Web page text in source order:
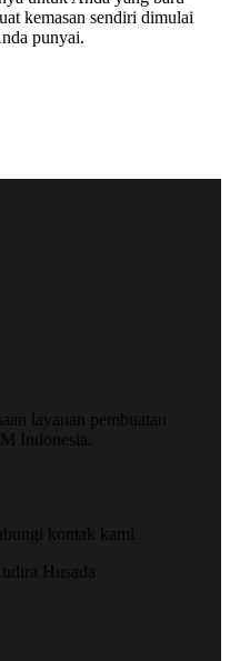
kemasan sendiri dimulai
punyai.
layanan pembuatan
Indonesia.
kontak kami
Husada